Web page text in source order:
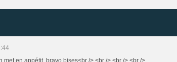
met en appétit, bravo bises<br /> <br /> <br /> <br />